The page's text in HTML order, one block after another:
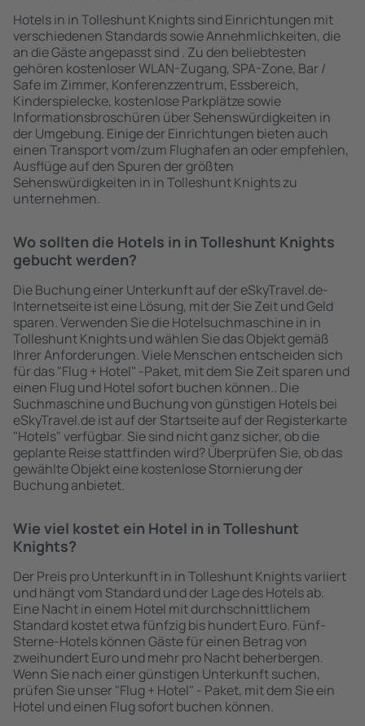
Hotels in in Tolleshunt Knights sind Einrichtungen mit
verschiedenen Standards sowie Annehmlichkeiten, die
an die Gäste angepasst sind . Zu den beliebtesten
gehören kostenloser WLAN-Zugang, SPA-Zone, Bar /
Safe im Zimmer, Konferenzzentrum, Essbereich,
Kinderspielecke, kostenlose Parkplätze sowie
Informationsbroschüren über Sehenswürdigkeiten in
der Umgebung. Einige der Einrichtungen bieten auch
einen Transport vom/zum Flughafen an oder empfehlen,
Ausflüge auf den Spuren der größten
Sehenswürdigkeiten in in Tolleshunt Knights zu
unternehmen.
Wo sollten die Hotels in in Tolleshunt Knights
gebucht werden?
Die Buchung einer Unterkunft auf der eSkyTravel.de-
Internetseite ist eine Lösung, mit der Sie Zeit und Geld
sparen. Verwenden Sie die Hotelsuchmaschine in in
Tolleshunt Knights und wählen Sie das Objekt gemäß
Ihrer Anforderungen. Viele Menschen entscheiden sich
für das "Flug + Hotel" -Paket, mit dem Sie Zeit sparen und
einen Flug und Hotel sofort buchen können.. Die
Suchmaschine und Buchung von günstigen Hotels bei
eSkyTravel.de ist auf der Startseite auf der Registerkarte
"Hotels" verfügbar. Sie sind nicht ganz sicher, ob die
geplante Reise stattfinden wird? Überprüfen Sie, ob das
gewählte Objekt eine kostenlose Stornierung der
Buchung anbietet.
Wie viel kostet ein Hotel in in Tolleshunt
Knights?
Der Preis pro Unterkunft in in Tolleshunt Knights variiert
und hängt vom Standard und der Lage des Hotels ab.
Eine Nacht in einem Hotel mit durchschnittlichem
Standard kostet etwa fünfzig bis hundert Euro. Fünf-
Sterne-Hotels können Gäste für einen Betrag von
zweihundert Euro und mehr pro Nacht beherbergen.
Wenn Sie nach einer günstigen Unterkunft suchen,
prüfen Sie unser "Flug + Hotel" - Paket, mit dem Sie ein
Hotel und einen Flug sofort buchen können.